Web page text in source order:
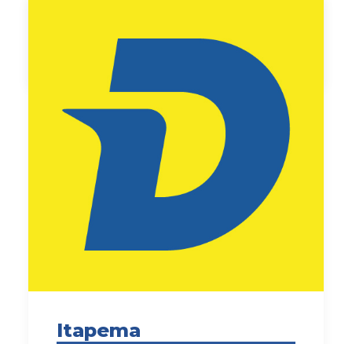
by Carla Viviani
Itapema